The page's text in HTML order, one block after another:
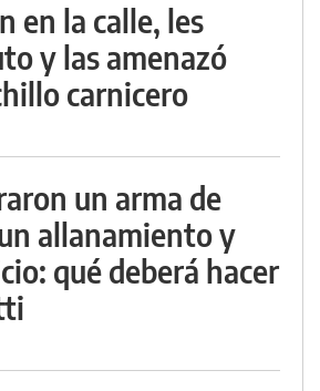
en la calle, les
y las amenazó
carnicero
un arma de
allanamiento y
qué deberá hacer